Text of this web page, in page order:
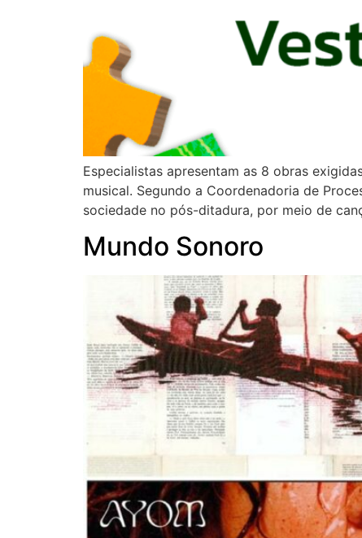
Especialistas apresentam as 8 obras
musical. Segundo a Coordenadoria de
sociedade no pós-ditadura, por meio de
Mundo Sonoro